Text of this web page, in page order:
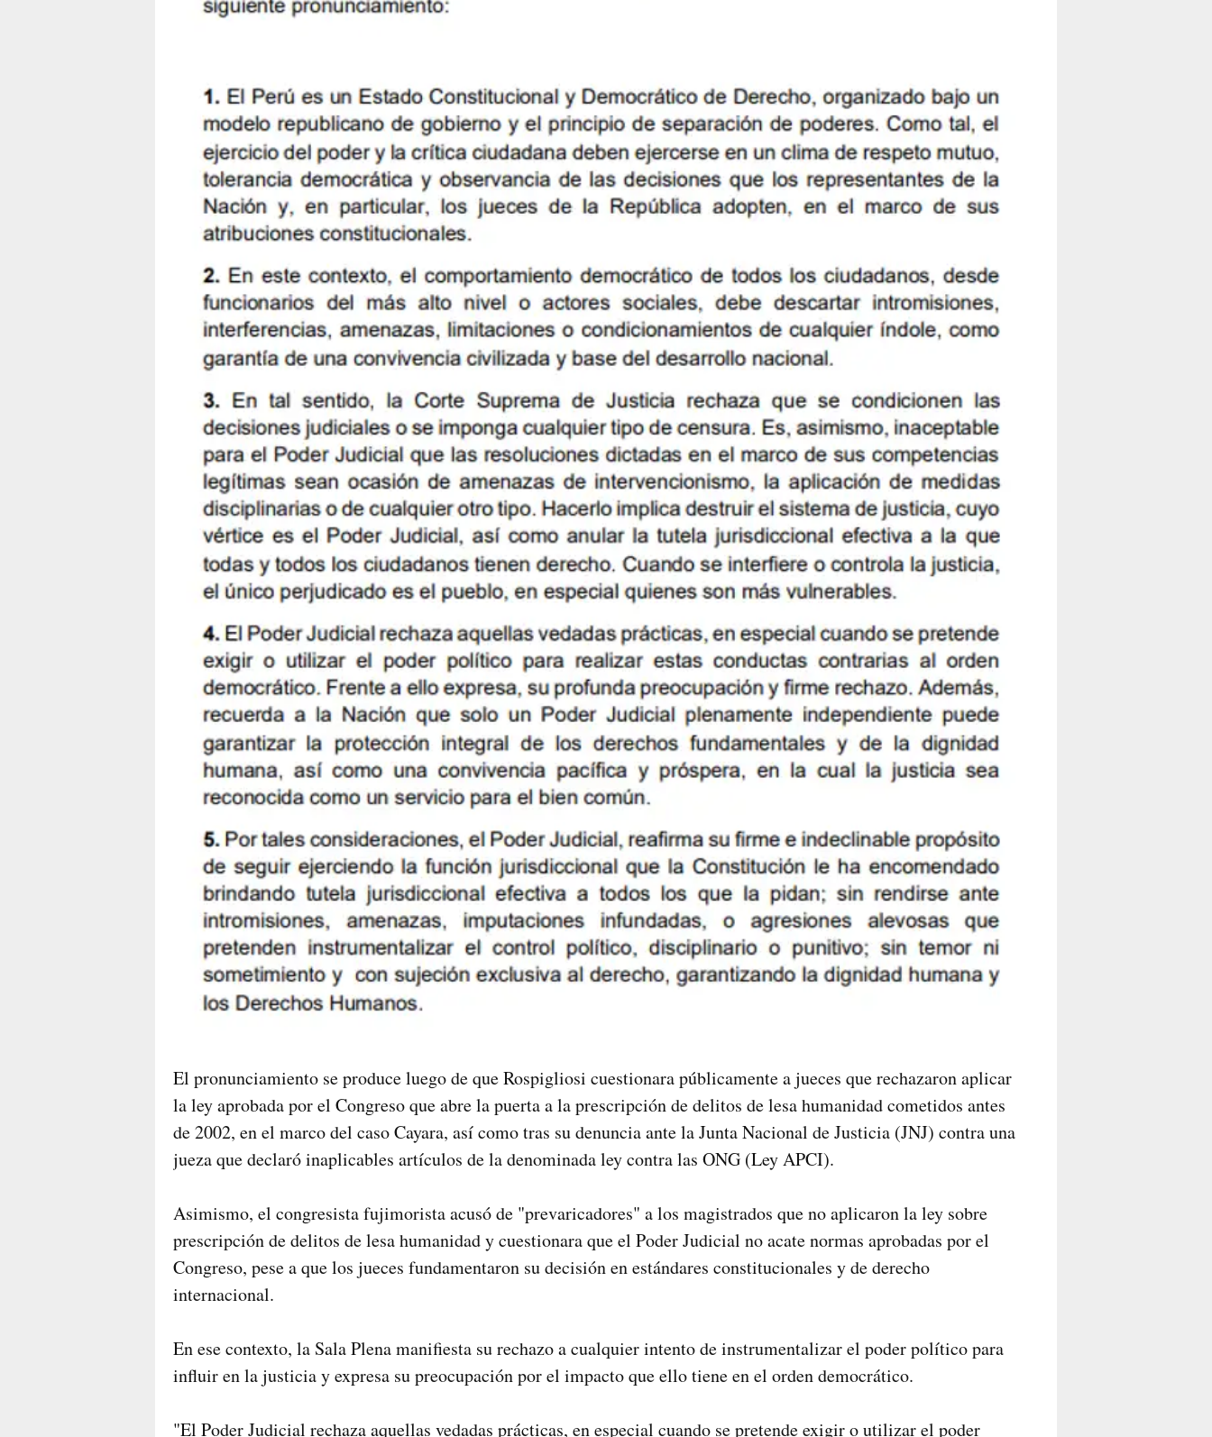
El pronunciamiento se produce luego de que Rospigliosi cuestionara públicamente a jueces que rechazaron aplicar
la ley aprobada por el Congreso que abre la puerta a la prescripción de delitos de lesa humanidad cometidos antes
de 2002, en el marco del caso Cayara, así como tras su denuncia ante la Junta Nacional de Justicia (JNJ) contra una
jueza que declaró inaplicables artículos de la denominada ley contra las ONG (Ley APCI).
Asimismo, el congresista fujimorista acusó de "prevaricadores" a los magistrados que no aplicaron la ley sobre
prescripción de delitos de lesa humanidad y cuestionara que el Poder Judicial no acate normas aprobadas por el
Congreso, pese a que los jueces fundamentaron su decisión en estándares constitucionales y de derecho
internacional.
En ese contexto, la Sala Plena manifiesta su rechazo a cualquier intento de instrumentalizar el poder político para
influir en la justicia y expresa su preocupación por el impacto que ello tiene en el orden democrático.
"El Poder Judicial rechaza aquellas vedadas prácticas, en especial cuando se pretende exigir o utilizar el poder